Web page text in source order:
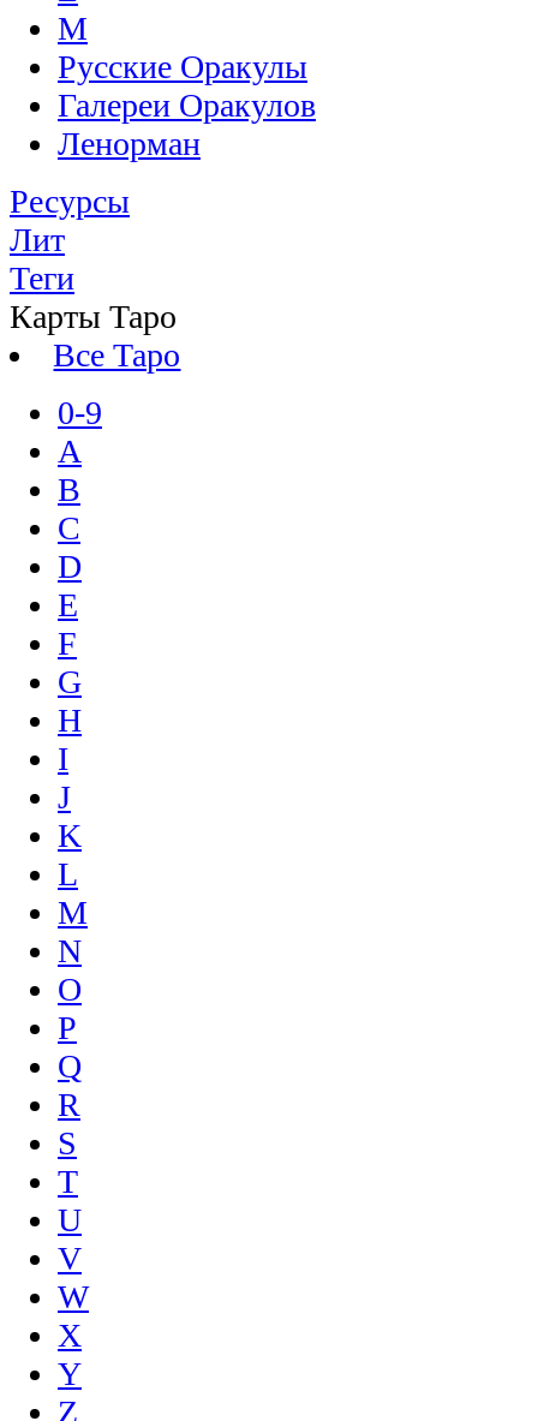
M
Русские Оракулы
Галереи Оракулов
Ленорман
Ресурсы
Лит
Теги
Карты Таро
Все Таро
0-9
A
B
C
D
E
F
G
H
I
J
K
L
M
N
O
P
Q
R
S
T
U
V
W
X
Y
Z